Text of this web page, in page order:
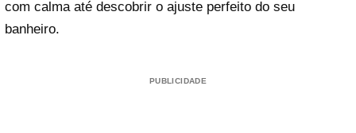
com calma até descobrir o ajuste perfeito do seu
banheiro.
PUBLICIDADE